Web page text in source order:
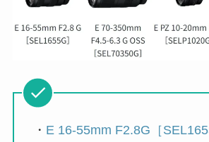
・ E 16-55mm F2.8G［